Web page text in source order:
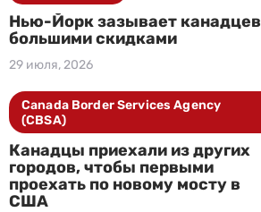
Нью-Йорк зазывает канадцев
большими скидками
29 июля, 2026
Канадцы приехали из других
городов, чтобы первыми
проехать по новому мосту в
США
Canada Border Services Agency
(CBSA)